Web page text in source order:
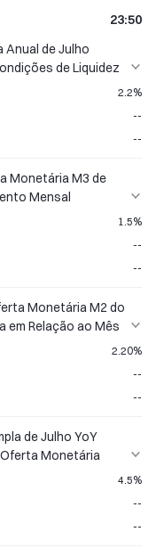
23:50
de Julho
de Liquidez
2.2%
--
--
Monetária M3 de
Mensal
1.5%
--
--
Monetária M2 do
em Relação ao Mês
2.20%
--
--
de Julho YoY
Monetária
4.5%
--
--